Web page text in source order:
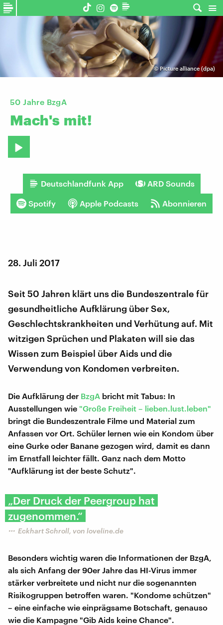
©Picture alliance (dpa)
50 Jahre BzgA
Mach's mit!
Deutschlandfunk App ARD Sounds
Spotify Apple Podcasts Abonnieren
28. Juli 2017
Seit 50 Jahren klärt uns die Bundeszentrale für
gesundheitliche Aufklärung über Sex,
Geschlechtskrankheiten und Verhütung auf. Mit
witzigen Sprüchen und Plakaten will sie das
Wissen zum Beispiel über Aids und die
Verwendung von Kondomen verbreiten.
Die Aufklärung der BzgA bricht mit Tabus: In
Ausstellungen wie "Große Freiheit – lieben.lust.leben"
bringt die Bundeszentrale Filme und Material zum
Anfassen vor Ort. Schüler lernen wie ein Kondom über
eine Gurke oder Banane gezogen wird, damit es dann
im Ernstfall leichter fällt. Ganz nach dem Motto
"Aufklärung ist der beste Schutz".
„Der Druck der Peergroup hat
zugenommen.“
Eckhart Schroll, von loveline.de
Besonders wichtig waren die Informationen der BzgA,
als sich Anfang der 90er Jahre das HI-Virus immer
stärker verbreitete und nicht nur die sogenannten
Risikogruppen betroffen waren. "Kondome schützen"
– eine einfache wie einprägsame Botschaft, genauso
wie die Kampagne "Gib Aids keine Chance".